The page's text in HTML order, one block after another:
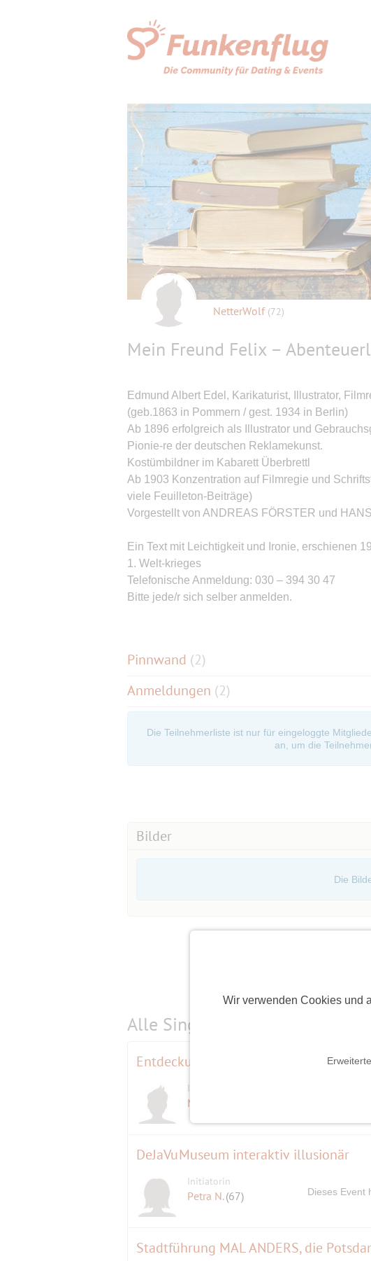
Wir verwenden Cookies und
NetterWolf (72)
Mein Freund Felix –
Edmund Albert Edel, Karikaturist, Illustrator,
(geb.1863 in Pommern / gest. 1934 in Berlin)
Ab 1896 erfolgreich als Illustrator und
Pionie-re der deutschen Reklamekunst.
Kostümbildner im Kabarett Überbrettl
Ab 1903 Konzentration auf Filmregie und
viele Feuilleton-Beiträge)
Vorgestellt von ANDREAS FÖRSTER und
Ein Text mit Leichtigkeit und Ironie, erschienen
1. Welt-krieges
Telefonische Anmeldung: 030 – 394 30 47
Bitte jede/r sich selber anmelden.
Pinnwand (2)
Anmeldungen (2)
Die Teilnehmerliste ist nur für eingeloggte
an, um die
Bilder
Die
Alle Single-Events am
Entdeckungen in einer alten Stadt auf
Initiator
Maratiri
DeJaVuMuseum interaktiv illusionär
Initiatorin
Petra N.(67) Dieses Event
Stadtführung MAL ANDERS, die